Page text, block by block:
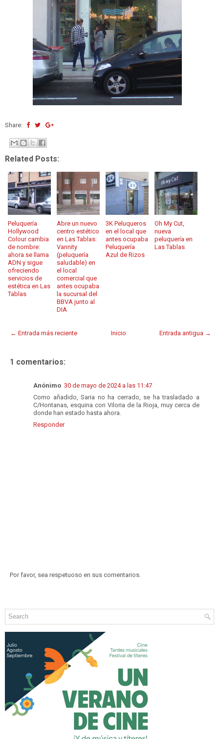
Share:
Related Posts:
Peluquería
Hollywood
Colour cambia
de nombre:
ahora se llama
ADN y sigue
ofreciendo
servicios de
estética en Las
Tablas
Abre un nuevo
centro estético
en Las Tablas:
Vannity
(peluquería
saludable) en
el local
comercial que
antes ocupaba
la sucursal del
BBVA junto al
DIA
3K Peluqueros
en el local que
antes ocupaba
Peluquería
Azul de Rizos
Oh My Cut,
nueva
peluquería en
Las Tablas
← Entrada más reciente Entrada antigua →
Inicio
1 comentarios:
Anónimo 30 de mayo de 2024 a las 11:47
Como añadido, Saria no ha cerrado, se ha trasladado a
C/Hontanas, esquina con Viloria de la Rioja, muy cerca de
donde han estado hasta ahora.
Responder
Por favor, sea respetuoso en sus comentarios.